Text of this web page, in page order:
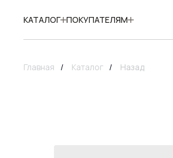
КАТАЛОГ ПОКУПАТЕЛЯМ
Главная / Каталог / Назад